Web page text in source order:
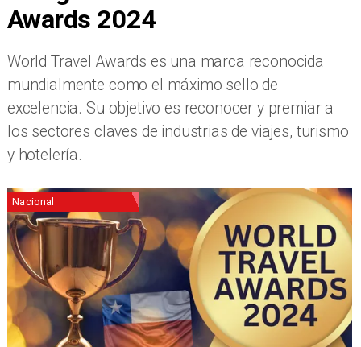
Awards 2024
World Travel Awards es una marca reconocida
mundialmente como el máximo sello de
excelencia. Su objetivo es reconocer y premiar a
los sectores claves de industrias de viajes, turismo
y hotelería.
Nacional